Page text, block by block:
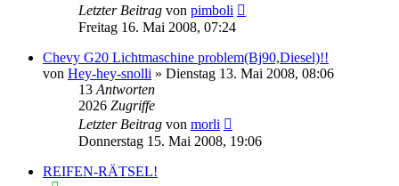
Letzter Beitrag von pimboli
Freitag 16. Mai 2008, 07:24
Chevy G20 Lichtmaschine problem(Bj90,Diesel)!!
von Hey-hey-snolli » Dienstag 13. Mai 2008, 08:06
13 Antworten
2026 Zugriffe
Letzter Beitrag von morli
Donnerstag 15. Mai 2008, 19:06
REIFEN-RÄTSEL!